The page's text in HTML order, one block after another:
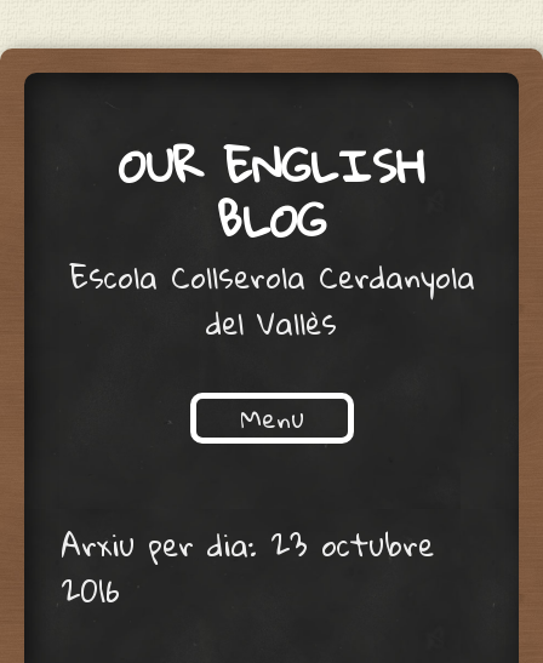
OUR ENGLISH
BLOG
Escola Collserola Cerdanyola
del Vallès
Menu
Arxiu per dia: 23 octubre
2016